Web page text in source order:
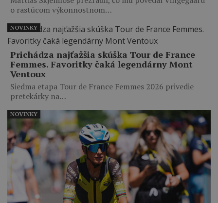
o rastúcom výkonnostnom…
Prichádza najťažšia skúška Tour de France
Femmes. Favoritky čaká legendárny Mont
Ventoux
Siedma etapa Tour de France Femmes 2026 privedie
pretekárky na…
NOVINKY
NOVINKY